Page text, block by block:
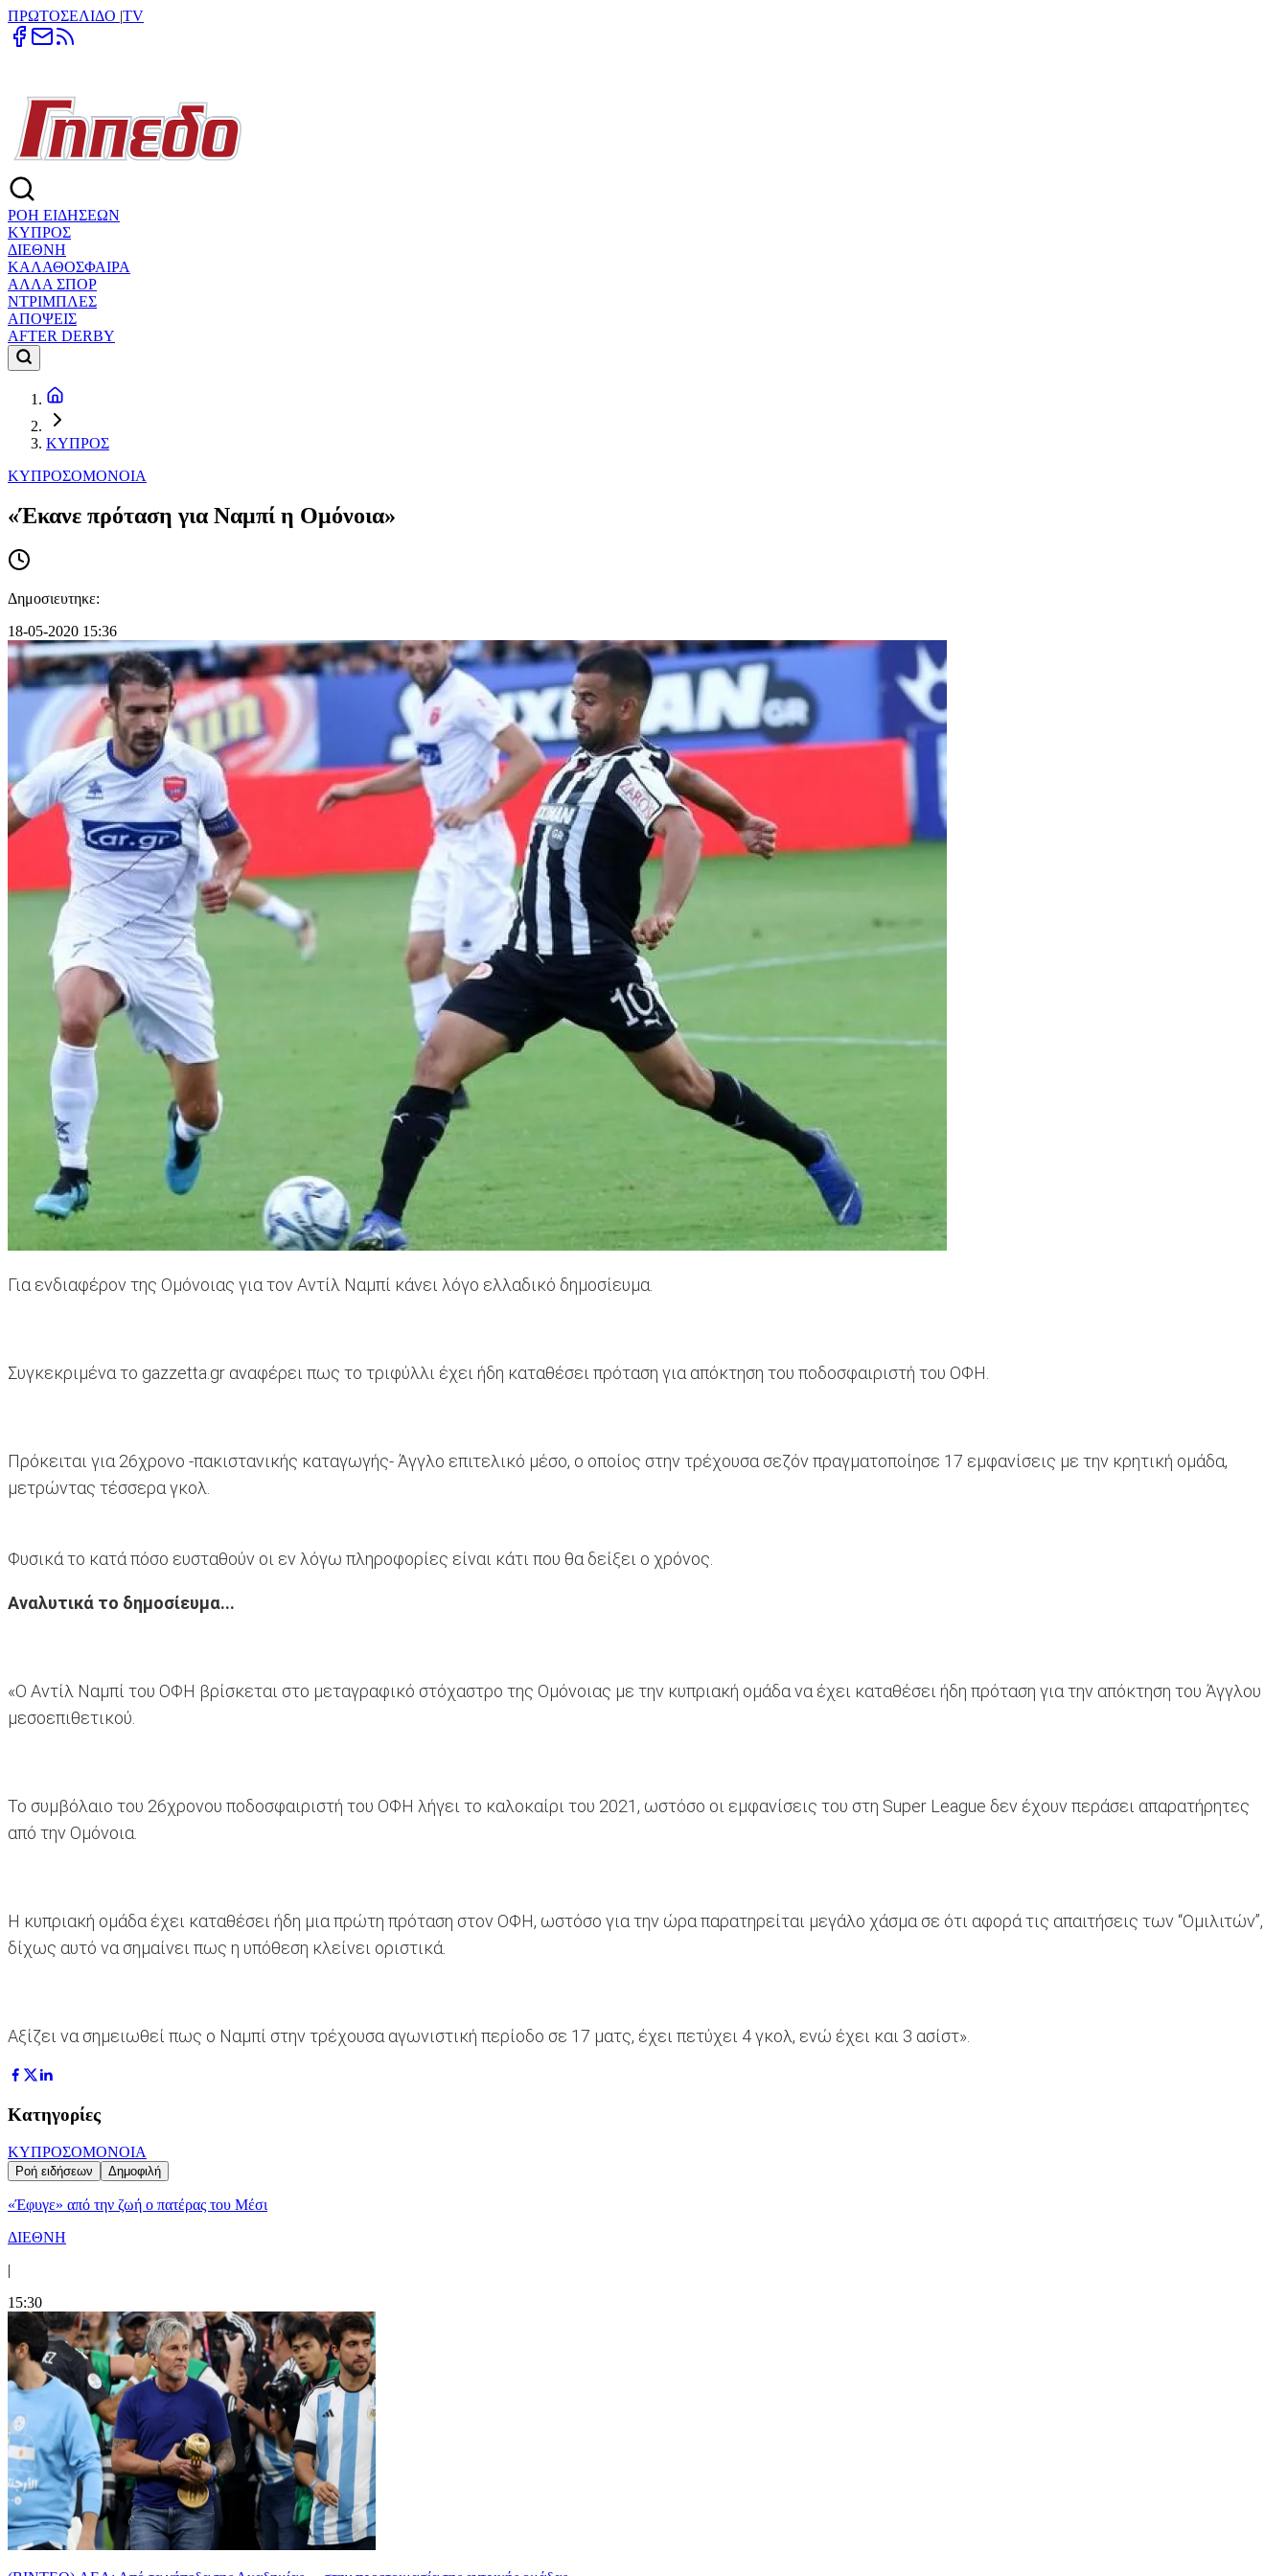
ΠΡΩΤΟΣΕΛΙΔΟ |TV
ΡΟΗ ΕΙΔΗΣΕΩΝ
ΚΥΠΡΟΣ
ΔΙΕΘΝΗ
ΚΑΛΑΘΟΣΦΑΙΡΑ
ΑΛΛΑ ΣΠΟΡ
ΝΤΡΙΜΠΛΕΣ
ΑΠΟΨΕΙΣ
AFTER DERBY
ΚΥΠΡΟΣ
ΚΥΠΡΟΣΟΜΟΝΟΙΑ
«Έκανε πρόταση για Ναμπί η Ομόνοια»
Δημοσιευτηκε:
18-05-2020 15:36
Για ενδιαφέρον της Ομόνοιας για τον Αντίλ Ναμπί κάνει λόγο ελλαδικό δημοσίευμα.
Συγκεκριμένα το gazzetta.gr αναφέρει πως το τριφύλλι έχει ήδη καταθέσει πρόταση για απόκτηση του ποδοσφαιριστή του ΟΦΗ.
Πρόκειται για 26χρονο -πακιστανικής καταγωγής- Άγγλο επιτελικό μέσο, ο οποίος στην τρέχουσα σεζόν πραγματοποίησε 17 εμφανίσεις με την κρητική ομάδα,
μετρώντας τέσσερα γκολ.
Φυσικά το κατά πόσο ευσταθούν οι εν λόγω πληροφορίες είναι κάτι που θα δείξει ο χρόνος.
Αναλυτικά το δημοσίευμα...
«O Αντίλ Ναμπί του ΟΦΗ βρίσκεται στο μεταγραφικό στόχαστρο της Ομόνοιας με την κυπριακή ομάδα να έχει καταθέσει ήδη πρόταση για την απόκτηση του Άγγλου
μεσοεπιθετικού.
Το συμβόλαιο του 26χρονου ποδοσφαιριστή του ΟΦΗ λήγει το καλοκαίρι του 2021, ωστόσο οι εμφανίσεις του στη Super League δεν έχουν περάσει απαρατήρητες
από την Ομόνοια.
Η κυπριακή ομάδα έχει καταθέσει ήδη μια πρώτη πρόταση στον ΟΦΗ, ωστόσο για την ώρα παρατηρείται μεγάλο χάσμα σε ότι αφορά τις απαιτήσεις των “Ομιλιτών”,
δίχως αυτό να σημαίνει πως η υπόθεση κλείνει οριστικά.
Αξίζει να σημειωθεί πως ο Ναμπί στην τρέχουσα αγωνιστική περίοδο σε 17 ματς, έχει πετύχει 4 γκολ, ενώ έχει και 3 ασίστ».
Κατηγορίες
ΚΥΠΡΟΣΟΜΟΝΟΙΑ
Ροή ειδήσεων Δημοφιλή
«Έφυγε» από την ζωή ο πατέρας του Μέσι
ΔΙΕΘΝΗ
|
15:30